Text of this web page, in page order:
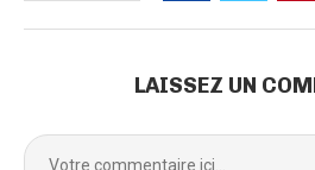
LAISSEZ UN